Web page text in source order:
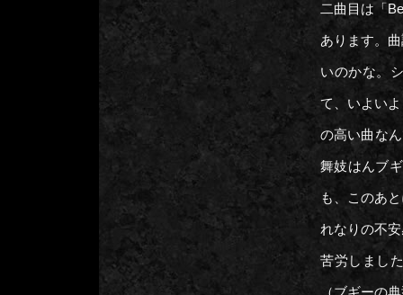
二曲目は「
あります。
いのかな。
て、いよい
の高い曲な
舞妓はんブ
も、このあ
れなりの不
苦労しまし
（ブギーの